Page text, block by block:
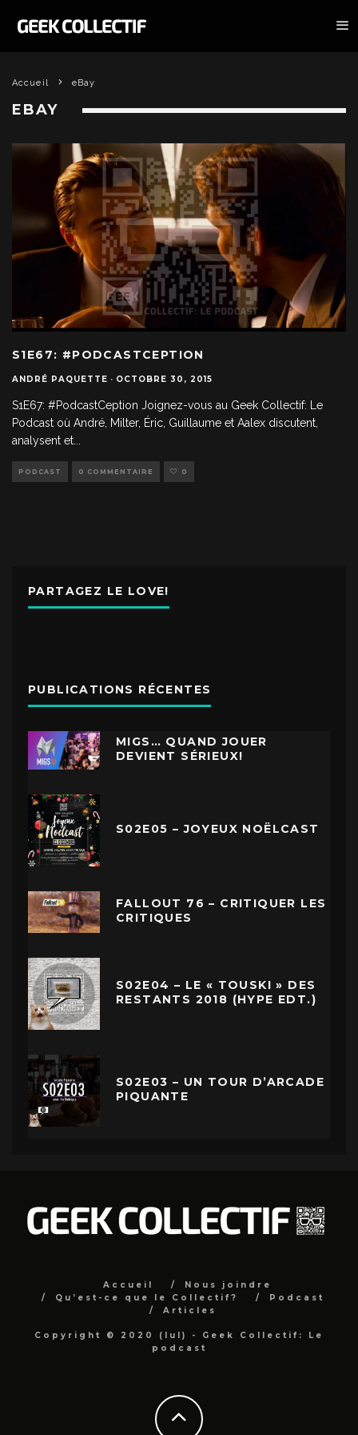
Accueil eBay
EBAY
S1E67: #PODCASTCEPTION
ANDRÉ PAQUETTE · OCTOBRE 30, 2015
S1E67: #PodcastCeption Joignez-vous au Geek Collectif: Le
Podcast où André, Milter, Éric, Guillaume et Aalex discutent,
analysent et
PODCAST 0 COMMENTAIRE 0
PARTAGEZ LE LOVE!
PUBLICATIONS RÉCENTES
MIGS… QUAND JOUER
DEVIENT SÉRIEUX!
S02E05 – JOYEUX NOËLCAST
FALLOUT 76 – CRITIQUER LES
CRITIQUES
S02E04 – LE « TOUSKI » DES
RESTANTS 2018 (HYPE EDT.)
S02E03 – UN TOUR D’ARCADE
PIQUANTE
Accueil
Nous joindre
Qu’est-ce que le Collectif?
Podcast
Articles
Copyright © 2020 (lul) - Geek Collectif: Le
podcast